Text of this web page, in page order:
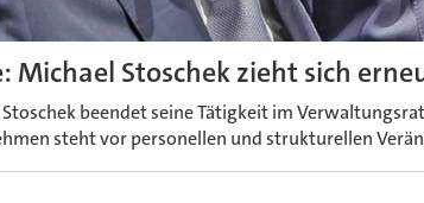
Michael Stoschek zieht sich
beendet seine Tätigkeit im
steht vor personellen und strukturellen